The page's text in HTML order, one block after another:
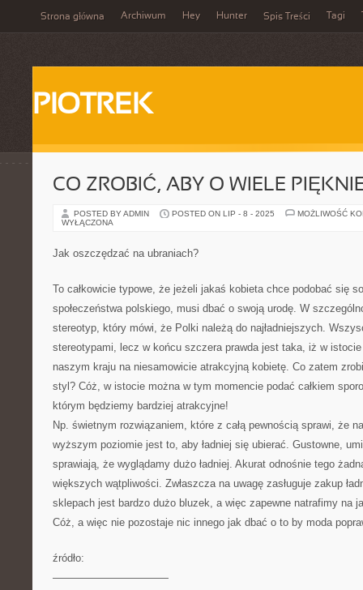
Strona główna Archiwum Hey Hunter Spis Treści Tagi
PIOTREK
CO ZROBIĆ, ABY O WIELE
POSTED BY ADMIN POSTED ON LIP - 8 - 2025
MOŻLIWOŚĆ
WYŁĄCZONA
Jak oszczędzać na ubraniach?
To całkowicie typowe, że jeżeli jakaś kobieta chce podobać się
społeczeństwa polskiego, musi dbać o swoją urodę. W
stereotyp, który mówi, że Polki należą do najładniejszych.
stereotypami, lecz w końcu szczera prawda jest taka, iż w
naszym kraju na niesamowicie atrakcyjną kobietę. Co zatem
styl? Cóż, w istocie można w tym momencie podać całkiem
którym będziemy bardziej atrakcyjne!
Np. świetnym rozwiązaniem, które z całą pewnością sprawi, że
wyższym poziomie jest to, aby ładniej się ubierać. Gustowne,
sprawiają, że wyglądamy dużo ładniej. Akurat odnośnie tego
większych wątpliwości. Zwłaszcza na uwagę zasługuje zakup
sklepach jest bardzo dużo bluzek, a więc zapewne natrafimy na
Cóż, a więc nie pozostaje nic innego jak dbać o to by moda
źródło:
———————————